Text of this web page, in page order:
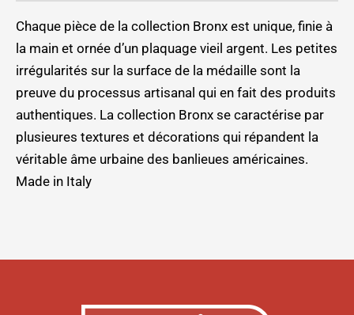
Chaque pièce de la collection Bronx est unique, finie à
la main et ornée d’un plaquage vieil argent. Les petites
irrégularités sur la surface de la médaille sont la
preuve du processus artisanal qui en fait des produits
authentiques. La collection Bronx se caractérise par
plusieures textures et décorations qui répandent la
véritable âme urbaine des banlieues américaines.
Made in Italy